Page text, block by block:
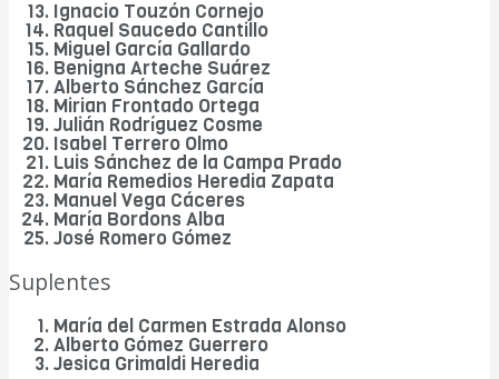
Ignacio Touzón Cornejo
Raquel Saucedo Cantillo
Miguel García Gallardo
Benigna Arteche Suárez
Alberto Sánchez García
Mirian Frontado Ortega
Julián Rodríguez Cosme
Isabel Terrero Olmo
Luis Sánchez de la Campa Prado
María Remedios Heredia Zapata
Manuel Vega Cáceres
María Bordons Alba
José Romero Gómez
Suplentes
María del Carmen Estrada Alonso
Alberto Gómez Guerrero
Jesica Grimaldi Heredia